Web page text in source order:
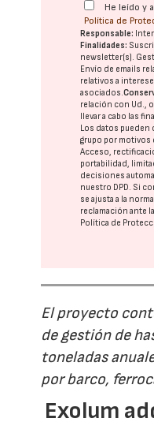
He leído y
Política de
Responsable:
Finalidades:
newsletter(s).
Envío de emails
relativos a
asociados.
relación con Ud.,
llevar a cabo las
Los datos pueden
grupo por motivos
Acceso,
portabilidad,
decisiones
nuestro DPD . Si
se ajusta a la
reclamación ante
Política de
El proyecto
de gestión de
toneladas
por barco,
Exolum